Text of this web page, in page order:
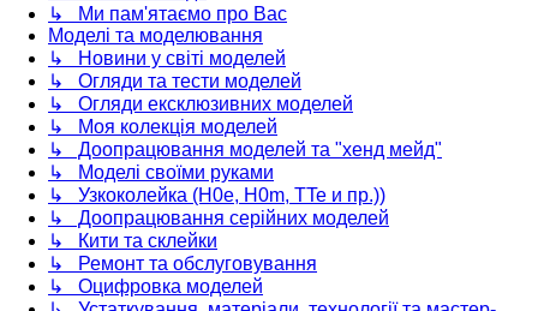
↳ Ми пам'ятаємо про Вас
Моделі та моделювання
↳ Новини у світі моделей
↳ Огляди та тести моделей
↳ Огляди ексклюзивних моделей
↳ Моя колекція моделей
↳ Доопрацювання моделей та "хенд мейд"
↳ Моделі своїми руками
↳ Узкоколейка (H0e, H0m, TTe и пр.))
↳ Доопрацювання серійних моделей
↳ Кити та склейки
↳ Ремонт та обслуговування
↳ Оцифровка моделей